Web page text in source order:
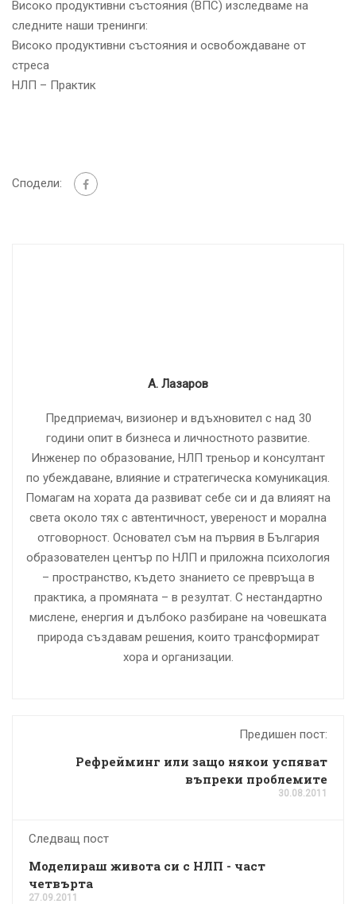
Високо продуктивни състояния (ВПС) изследваме на
следните наши тренинги:
Високо продуктивни състояния и освобождаване от
стреса
НЛП – Практик
Сподели:
А. Лазаров
Предприемач, визионер и вдъхновител с над 30
години опит в бизнеса и личностното развитие.
Инженер по образование, НЛП треньор и консултант
по убеждаване, влияние и стратегическа комуникация.
Помагам на хората да развиват себе си и да влияят на
света около тях с автентичност, увереност и морална
отговорност. Основател съм на първия в България
образователен център по НЛП и приложна психология
– пространство, където знанието се превръща в
практика, а промяната – в резултат. С нестандартно
мислене, енергия и дълбоко разбиране на човешката
природа създавам решения, които трансформират
хора и организации.
Предишен пост:
Рефрейминг или защо някои успяват
въпреки проблемите
30.08.2011
Следващ пост
Моделираш живота си с НЛП - част
четвърта
27.09.2011